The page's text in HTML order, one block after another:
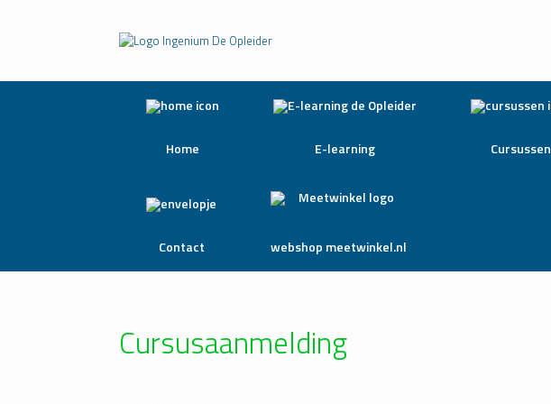
Home E-learning Cursussen
Contact webshop meetwinkel.nl
Cursusaanmelding